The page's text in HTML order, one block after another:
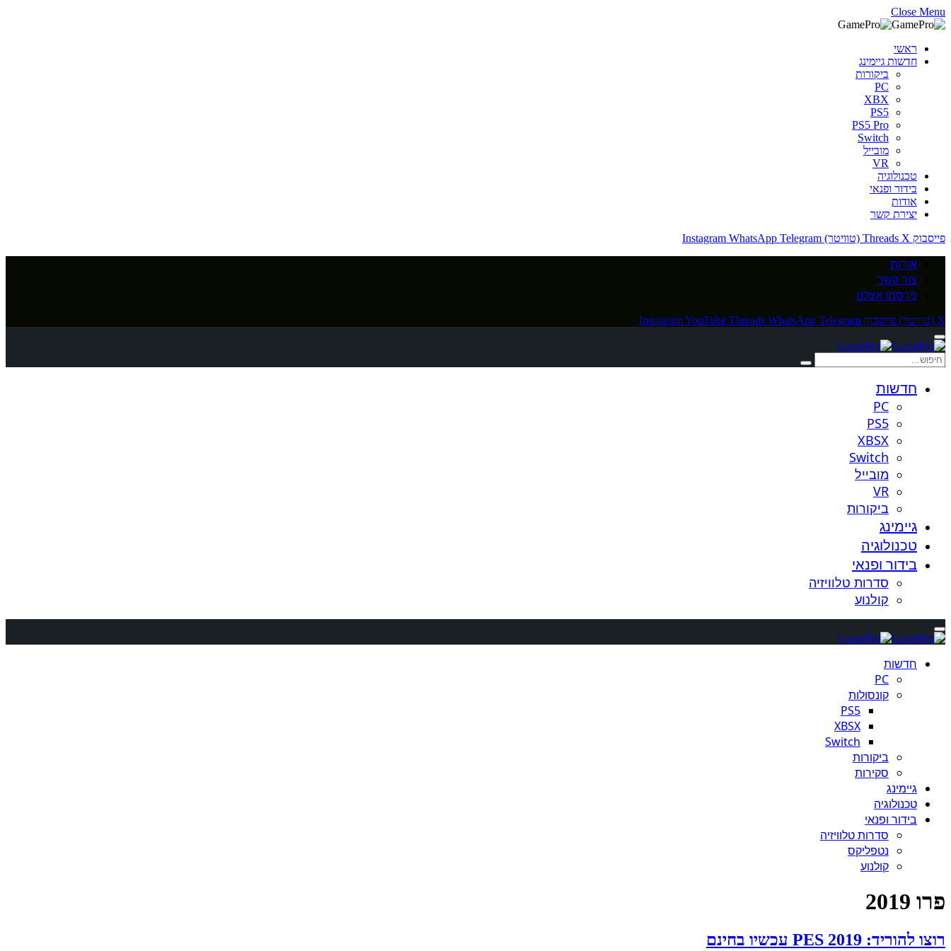
Close Menu
ראשי
חדשות גיימינג
ביקורות
PC
XBX
PS5
PS5 Pro
Switch
מובייל
VR
טכנולוגיה
בידור ופנאי
אודות
יצירת קשר
פייסבוק
Threads X (טוויטר) Instagram WhatsApp Telegram
אודות
צור קשר
פרסמו אצלנו
X (טוויטר) פייסבוק InstagramYouTube Threads WhatsApp Telegram
חדשות
PC
PS5
XBSX
Switch
מובייל
VR
ביקורות
גיימינג
טכנולוגיה
בידור ופנאי
סדרות טלוויזיה
קולנוע
חדשות
PC
קונסולות
PS5
XBSX
Switch
ביקורות
סקירות
גיימינג
טכנולוגיה
בידור ופנאי
סדרות טלוויזיה
נטפליקס
קולנוע
פרו 2019
רוצו להוריד: PES 2019 עכשיו בחינם